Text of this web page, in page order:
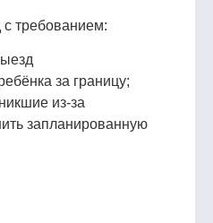
с требованием:
за границу;
из‑за
запланированную